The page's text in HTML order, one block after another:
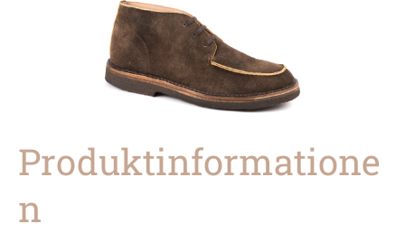
Produktinformatione
n